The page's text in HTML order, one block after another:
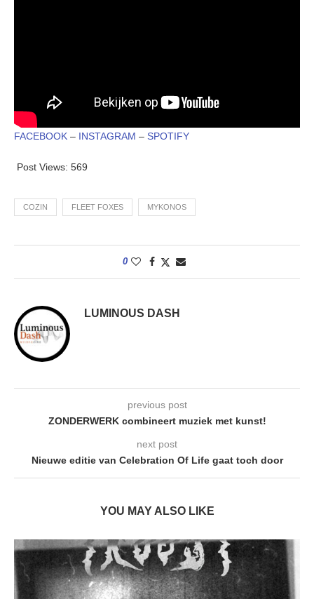
FACEBOOK – INSTAGRAM – SPOTIFY
Post Views: 569
COZIN FLEET FOXES MYKONOS
0
LUMINOUS DASH
previous post
ZONDERWERK combineert muziek met kunst!
next post
Nieuwe editie van Celebration Of Life gaat toch door
YOU MAY ALSO LIKE